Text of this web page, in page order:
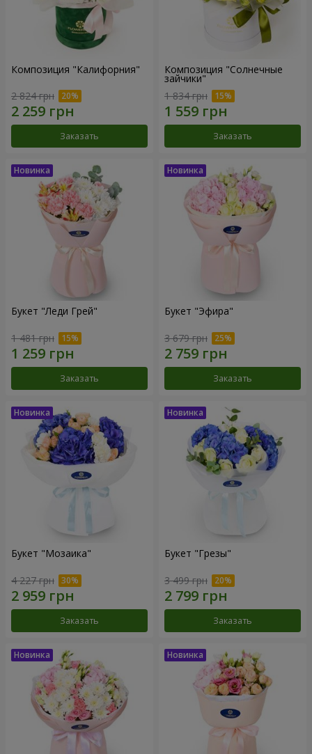
Композиция "Калифорния"
2 824 грн
Заказать
Композиция "Солнечные
зайчики"
1 834 грн
Заказать
Букет "Леди Грей"
1 481 грн
Заказать
Букет "Эфира"
3 679 грн
Заказать
Букет "Мозаика"
4 227 грн
Заказать
Букет "Грезы"
3 499 грн
Заказать